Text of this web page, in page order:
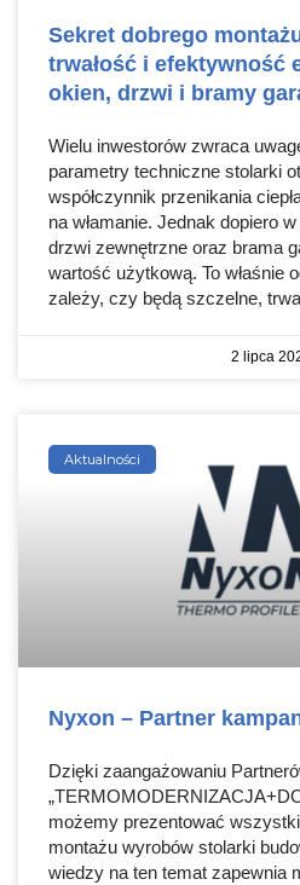
Sekret dobrego
trwałość i efektywność
okien, drzwi i bramy
Wielu inwestorów zwraca
parametry techniczne stolarki
współczynnik przenikania
na włamanie. Jednak dopiero
drzwi zewnętrzne oraz brama
wartość użytkową. To właśnie
zależy, czy będą szczelne,
2 lipca
Aktualności
Nyxon – Partner
Dzięki zaangażowaniu
możemy prezentować
montażu wyrobów stolarki
wiedzy na ten temat zapewnia